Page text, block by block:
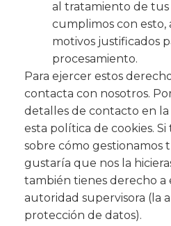
al tratamiento de tus
cumplimos con esto,
motivos justificados
procesamiento.
Para ejercer estos
contacta con nosotros.
detalles de contacto en
esta política de cookies.
sobre cómo gestionamos
gustaría que nos la
también tienes derecho a
autoridad supervisora (la
protección de datos).